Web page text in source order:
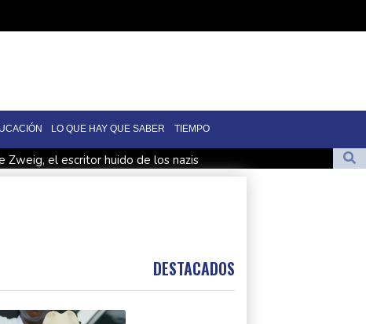
LO QUE HAY QUE SABER TIEMPO
el escritor huido de los nazis
Colombia
fiscal general de EEUU
DESTACADOS